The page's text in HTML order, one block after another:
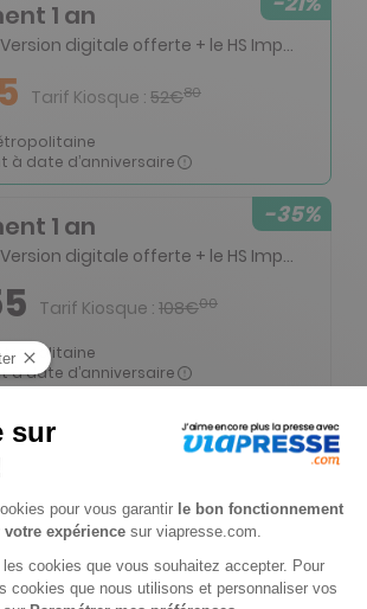
1 an
11 n° • Papier + Version digitale offerte + le HS Impôts numérique + l’accès privilégié au site 60millions-mag.com (Archives et articles réservés) + l’adhésion à la TRIBU 60
Tarif Kiosque : 52€80
à date d’anniversaire
-35%
1 an
11 n° • Papier + Version digitale offerte + le HS Impôts numérique + 7 hors-séries + l’accès privilégié au site 60millions-mag.com (Archives et articles réservés) + l’adhésion à la TRIBU 60
Tarif Kiosque : 108€00
à date d’anniversaire
-50%
Durée libre
digitale offerte
Tarif Kiosque :4€60
6 mois, puis 3,80 € par n°